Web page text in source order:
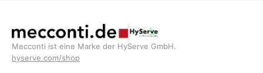
Mecconti ist eine Marke der HyServe GmbH.
hyserve.com/shop